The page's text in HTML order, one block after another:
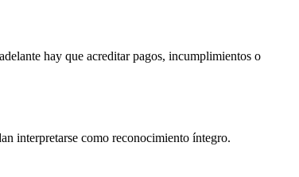
hay que acreditar pagos, incumplimientos o
interpretarse como reconocimiento íntegro.